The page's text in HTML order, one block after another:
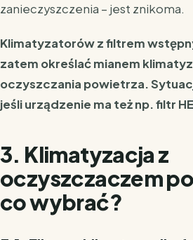
zanieczyszczenia – jest znikoma.
Klimatyzatorów z filtrem
zatem określać mianem
oczyszczania powietrza.
jeśli urządzenie ma też np. filtr
3. Klimatyzacja z
oczyszczaczem
co wybrać?